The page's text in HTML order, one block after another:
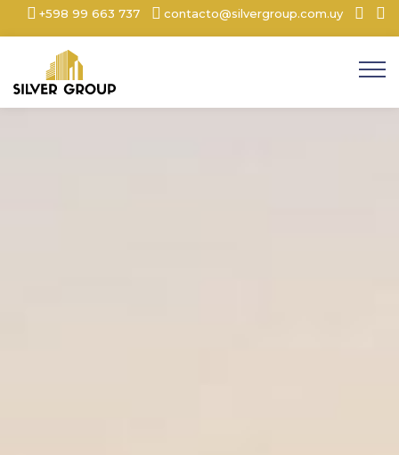
+598 99 663 737 contacto@silvergroup.com.uy